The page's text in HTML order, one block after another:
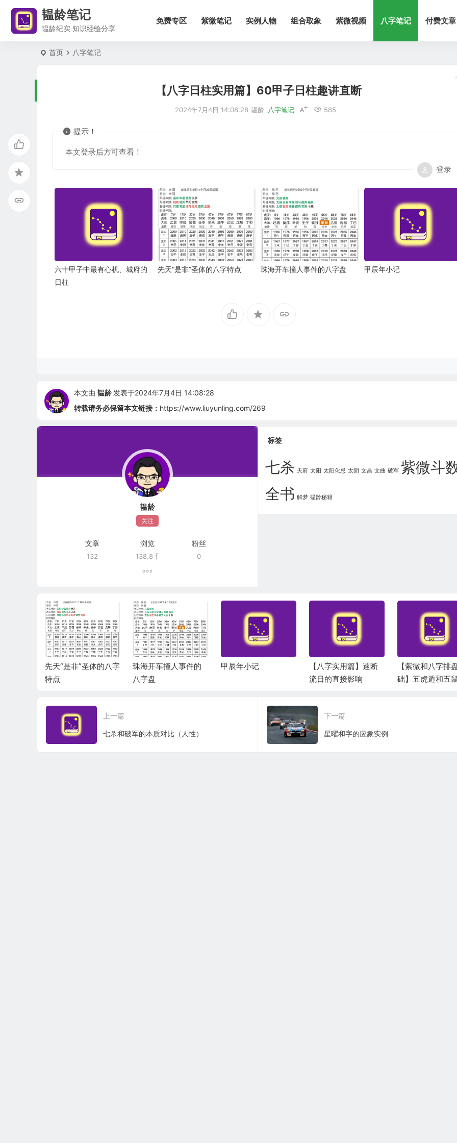
韫龄笔记
韫龄纪实 知识经验分享
免费专区 紫微笔记 实例人物 组合取象 紫微视频 八字笔记 付费文章
首页 八字笔记
【八字日柱实用篇】60甲子日柱趣讲直断
2024年7月4日 14:08:28 韫龄 八字笔记 585
提示！
本文登录后方可查看！
登录
六十甲子中最有心机、城府的
日柱
先天“是非”圣体的八字特点 珠海开车撞人事件的八字盘 甲辰年小记
本文由 韫龄发表于2024年7月4日 14:08:28
转载请务必保留本文链接： https://www.liuyunling.com/269
韫龄
关注
文章
132
浏览
138.8千
粉丝
0
标签
七杀 天府 太阳 太阳化忌 太阴 文昌 文曲 破军 紫微斗
全书 解梦 韫龄秘籍
先天“是非”圣体的八字
特点
珠海开车撞人事件的
八字盘
甲辰年小记
【八字实用篇】速断
流日的直接影响
【紫微和八字排
础】五虎遁和五
上一篇
七杀和破军的本质对比（人性）
下一篇
星曜和字的应象实例